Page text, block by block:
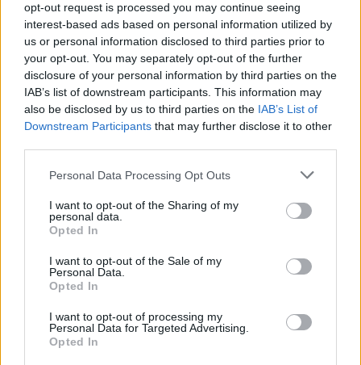
opt-out request is processed you may continue seeing
interest-based ads based on personal information utilized by
us or personal information disclosed to third parties prior to
your opt-out. You may separately opt-out of the further
disclosure of your personal information by third parties on the
IAB’s list of downstream participants. This information may
also be disclosed by us to third parties on the IAB’s List of
Downstream Participants that may further disclose it to other
Personal Data Processing Opt Outs
I want to opt-out of the Sharing of my
personal data.
Opted In
I want to opt-out of the Sale of my
Personal Data.
Opted In
I want to opt-out of processing my
Personal Data for Targeted Advertising.
Opted In
Vygandas Juozapas Račkaitis paliko ryškų
pėdsaką Lietuvos literatūroje, kraštotyroje ir
kultūros gyvenime. Jo darbai – tai meilės
gimtajam kraštui, gamtai ir žmogui liudijimas.
Anykščių rajono savivaldybės vadovai
nuoširdžiai užjaučia velionio artimuosius,
Rodyti daugiau žymių
Komentuoti po šiuo straipsniu